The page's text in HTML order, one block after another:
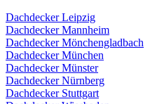
Dachdecker Leipzig
Dachdecker Mannheim
Dachdecker Mönchengladbach
Dachdecker München
Dachdecker Münster
Dachdecker Nürnberg
Dachdecker Stuttgart